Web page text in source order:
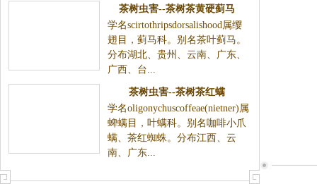
茶树虫害--茶树茶黄硬蓟马
学名scirtothripsdorsalishood属缨
翅目，蓟马科。别名茶叶蓟马。
分布湖北、贵州、云南、广东、
广西、台...
茶树虫害--茶树茶红螨
学名oligonychuscoffeae(nietner)属
蜱螨目，叶螨科。别名咖啡小爪
螨、茶红蜘蛛。分布江西、云
南、广东...